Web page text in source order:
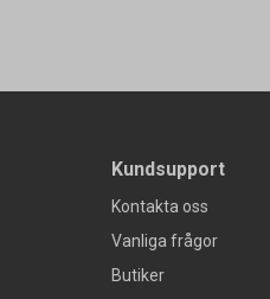
Kundsupport
Kontakta oss
Vanliga frågor
Butiker